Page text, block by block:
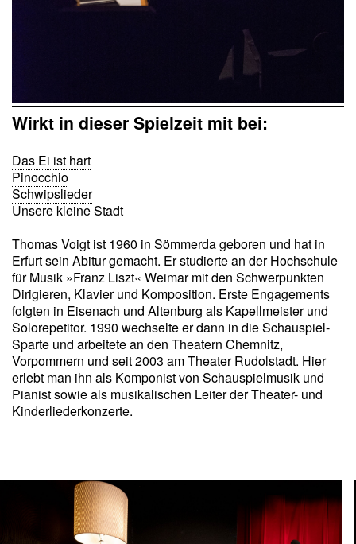
Wirkt in dieser Spielzeit mit bei:
Das Ei ist hart
Pinocchio
Schwipslieder
Unsere kleine Stadt
Thomas Voigt ist 1960 in Sömmerda geboren und hat in
Erfurt sein Abitur gemacht. Er studierte an der Hochschule
für Musik »Franz Liszt« Weimar mit den Schwerpunkten
Dirigieren, Klavier und Komposition. Erste Engagements
folgten in Eisenach und Altenburg als Kapellmeister und
Solorepetitor. 1990 wechselte er dann in die Schauspiel-
Sparte und arbeitete an den Theatern Chemnitz,
Vorpommern und seit 2003 am Theater Rudolstadt. Hier
erlebt man ihn als Komponist von Schauspielmusik und
Pianist sowie als musikalischen Leiter der Theater- und
Kinderliederkonzerte.